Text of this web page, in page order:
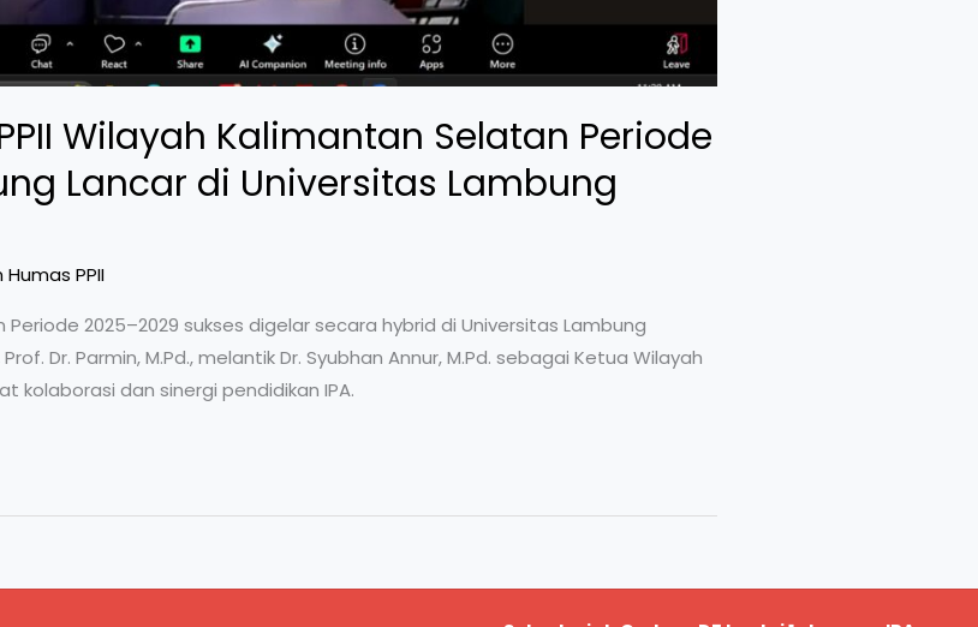
Wilayah Kalimantan Selatan Periode
Lancar di Universitas Lambung
Humas PPII
2025–2029 sukses digelar secara hybrid di Universitas Lambung
Dr. Parmin, M.Pd., melantik Dr. Syubhan Annur, M.Pd. sebagai Ketua Wilayah
kolaborasi dan sinergi pendidikan IPA.